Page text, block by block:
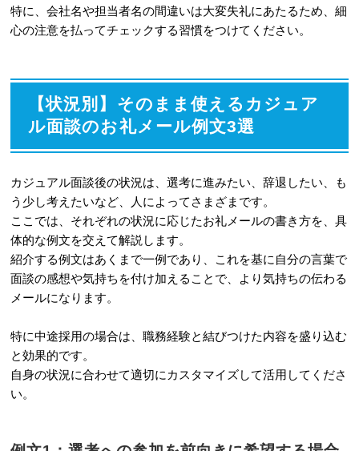
特に、会社名や担当者名の間違いは大変失礼にあたるため、細
心の注意を払ってチェックする習慣をつけてください。
【状況別】そのまま使えるカジュア
ル面談のお礼メール例文3選
カジュアル面談後の状況は、選考に進みたい、辞退したい、も
う少し考えたいなど、人によってさまざまです。
ここでは、それぞれの状況に応じたお礼メールの書き方を、具
体的な例文を交えて解説します。
紹介する例文はあくまで一例であり、これを基に自分の言葉で
面談の感想や気持ちを付け加えることで、より気持ちの伝わる
メールになります。
特に中途採用の場合は、職務経験と結びつけた内容を盛り込む
と効果的です。
自身の状況に合わせて適切にカスタマイズして活用してくださ
い。